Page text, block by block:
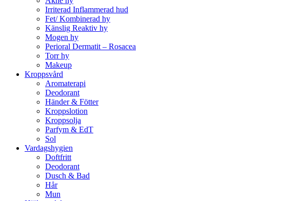
Irriterad Inflammerad hud
Fet/ Kombinerad hy
Känslig Reaktiv hy
Mogen hy
Perioral Dermatit – Rosacea
Torr hy
Makeup
Kroppsvård
Aromaterapi
Deodorant
Händer & Fötter
Kroppslotion
Kroppsolja
Parfym & EdT
Sol
Vardagshygien
Doftfritt
Deodorant
Dusch & Bad
Hår
Mun